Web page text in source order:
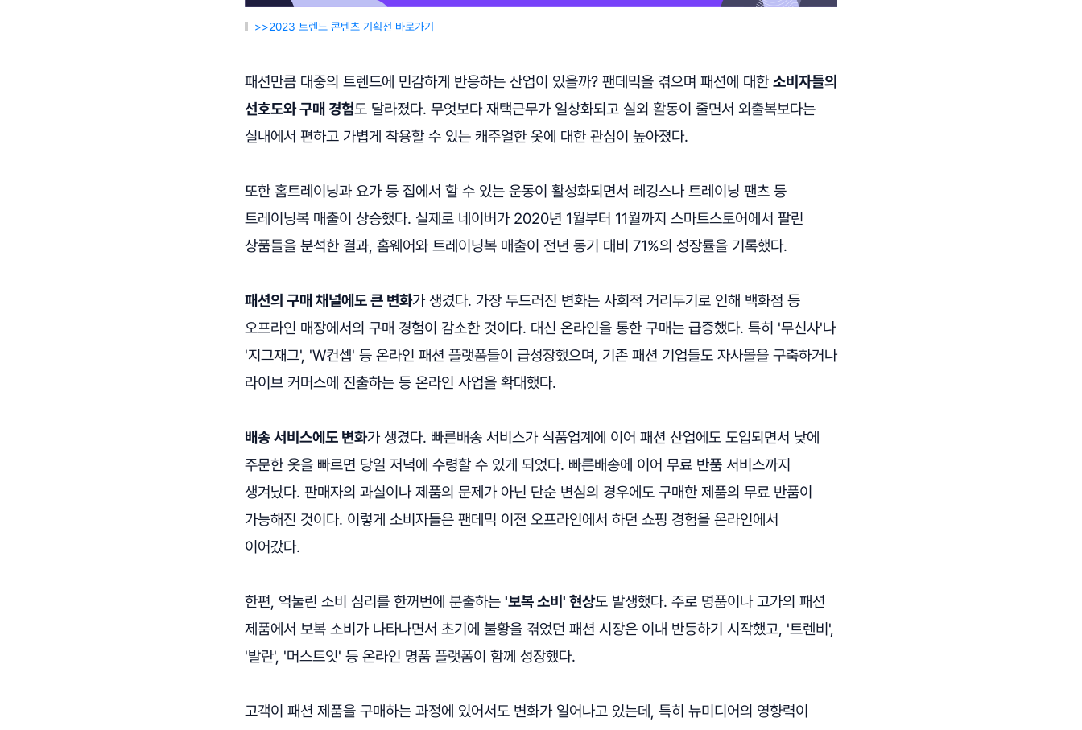
>>2023 트렌드 콘텐츠 기획전 바로가기
패션만큼 대중의 트렌드에 민감하게 반응하는 산업이 있을까? 팬데믹을 겪으며 패션에 대한 소비자들의
선호도와 구매 경험도 달라졌다. 무엇보다 재택근무가 일상화되고 실외 활동이 줄면서 외출복보다는
실내에서 편하고 가볍게 착용할 수 있는 캐주얼한 옷에 대한 관심이 높아졌다.
또한 홈트레이닝과 요가 등 집에서 할 수 있는 운동이 활성화되면서 레깅스나 트레이닝 팬츠 등
트레이닝복 매출이 상승했다. 실제로 네이버가 2020년 1월부터 11월까지 스마트스토어에서 팔린
상품들을 분석한 결과, 홈웨어와 트레이닝복 매출이 전년 동기 대비 71%의 성장률을 기록했다.
패션의 구매 채널에도 큰 변화가 생겼다. 가장 두드러진 변화는 사회적 거리두기로 인해 백화점 등
오프라인 매장에서의 구매 경험이 감소한 것이다. 대신 온라인을 통한 구매는 급증했다. 특히 '무신사'나
'지그재그', 'W컨셉' 등 온라인 패션 플랫폼들이 급성장했으며, 기존 패션 기업들도 자사몰을 구축하거나
라이브 커머스에 진출하는 등 온라인 사업을 확대했다.
배송 서비스에도 변화가 생겼다. 빠른배송 서비스가 식품업계에 이어 패션 산업에도 도입되면서 낮에
주문한 옷을 빠르면 당일 저녁에 수령할 수 있게 되었다. 빠른배송에 이어 무료 반품 서비스까지
생겨났다. 판매자의 과실이나 제품의 문제가 아닌 단순 변심의 경우에도 구매한 제품의 무료 반품이
가능해진 것이다. 이렇게 소비자들은 팬데믹 이전 오프라인에서 하던 쇼핑 경험을 온라인에서
이어갔다.
한편, 억눌린 소비 심리를 한꺼번에 분출하는 '보복 소비' 현상도 발생했다. 주로 명품이나 고가의 패션
제품에서 보복 소비가 나타나면서 초기에 불황을 겪었던 패션 시장은 이내 반등하기 시작했고, '트렌비',
'발란', '머스트잇' 등 온라인 명품 플랫폼이 함께 성장했다.
고객이 패션 제품을 구매하는 과정에 있어서도 변화가 일어나고 있는데, 특히 뉴미디어의 영향력이